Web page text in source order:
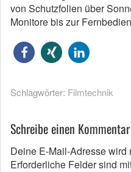
von Schutzfolien über
Monitore bis zur
Schlagwörter: Filmtechnik
Schreibe einen Kommentar
Deine E-Mail-Adresse wird
Erforderliche Felder sind